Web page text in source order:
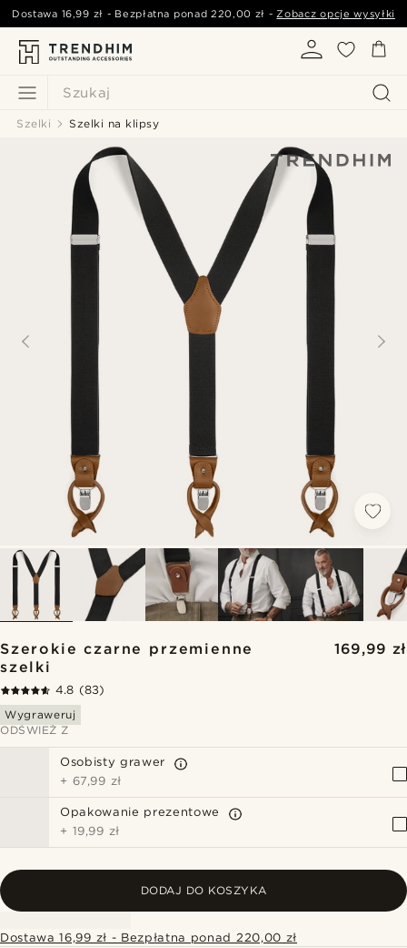
Szukaj
Dostawa 16,99 zł - Bezpłatna ponad220,00 zł -Zobacz opcje wysyłki
Szelki Szelki na klipsy
Szerokie czarne przemienne
szelki
169,99 zł
4.8 (83)
Wygraweruj
ODŚWIEŻ Z
Osobisty grawer
+ 67,99 zł
Opakowanie prezentowe
+ 19,99 zł
DODAJ DO KOSZYKA
Dostawa 16,99 zł - Bezpłatna ponad 220,00 zł